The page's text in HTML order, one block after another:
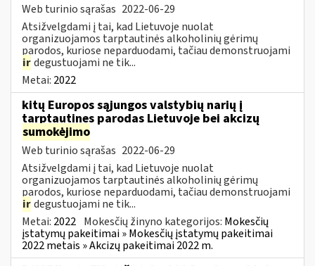
Web turinio sąrašas 2022-06-29
Atsižvelgdami į tai, kad Lietuvoje nuolat
organizuojamos tarptautinės alkoholinių gėrimų
parodos, kuriose neparduodami, tačiau demonstruojami
irdegustuojami ne tik...
Metai: 2022
kitų Europos sąjungos valstybių narių į
tarptautines parodas Lietuvoje bei akcizų
sumokėjimo
Web turinio sąrašas 2022-06-29
Atsižvelgdami į tai, kad Lietuvoje nuolat
organizuojamos tarptautinės alkoholinių gėrimų
parodos, kuriose neparduodami, tačiau demonstruojami
irdegustuojami ne tik...
Metai: 2022 Mokesčių žinyno kategorijos: Mokesčių
įstatymų pakeitimai » Mokesčių įstatymų pakeitimai
2022 metais » Akcizų pakeitimai 2022 m.